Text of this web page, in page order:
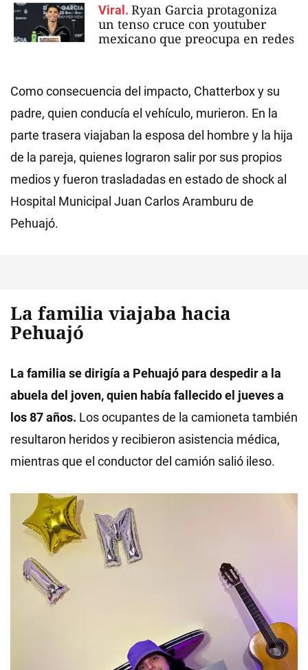
Viral. Ryan Garcia protagoniza
un tenso cruce con youtuber
mexicano que preocupa en redes
Como consecuencia del impacto, Chatterbox y su
padre, quien conducía el vehículo, murieron. En la
parte trasera viajaban la esposa del hombre y la hija
de la pareja, quienes lograron salir por sus propios
medios y fueron trasladadas en estado de shock al
Hospital Municipal Juan Carlos Aramburu de
Pehuajó.
La familia viajaba hacia
Pehuajó
La familia se dirigía a Pehuajó para despedir a la
abuela del joven, quien había fallecido el jueves a
los 87 años. Los ocupantes de la camioneta también
resultaron heridos y recibieron asistencia médica,
mientras que el conductor del camión salió ileso.